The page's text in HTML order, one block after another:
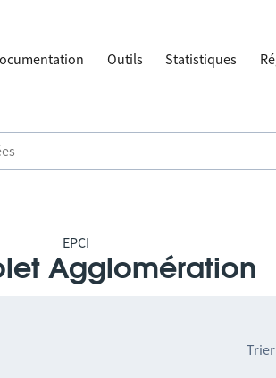
Outils Statistiques
EPCI
Agglomération